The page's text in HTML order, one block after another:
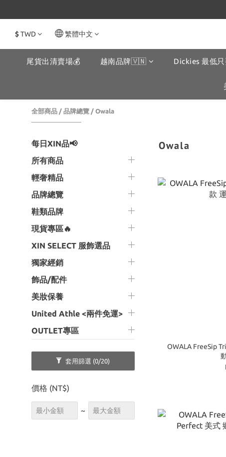
$TWD 繁體中文
尾貨出清賣場💰 越南品牌🇻🇳 Dickies 最低
全部商品 / 品牌總覽 / Owala
每日XIN品📢
所有商品
輕奢精品
品牌總覽
鞋類品牌
現貨專區🔥
XIN SELECT 服飾選品
獨家經銷
飾品/配件
美妝保養
United Athle <兩件免運>
OUTLET專區
套用篩選 (0/20)
價格 (NT$)
~
Owala
OWALA FreeSip Tritan 25oz 冷水瓶 透明款 運